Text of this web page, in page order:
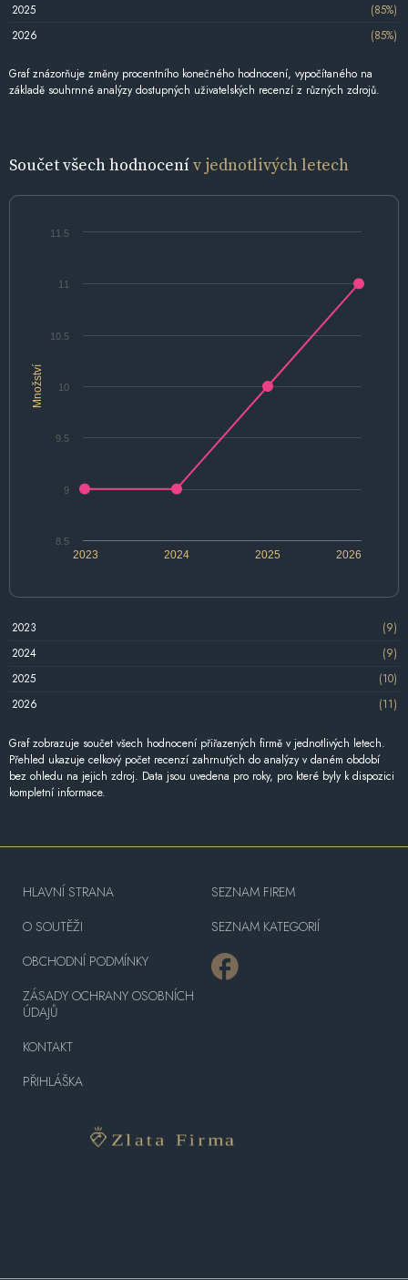
2025
(85%)
2026
(85%)
Graf znázorňuje změny procentního konečného hodnocení, vypočítaného na
základě souhrnné analýzy dostupných uživatelských recenzí z různých zdrojů.
Součet všech hodnocenív jednotlivých letech
Množství
2024 2026
2023 2025
8.5
9
9.5
10
10.5
11
11.5
2023
(9)
2024
(9)
2025
(10)
2026
(11)
Graf zobrazuje součet všech hodnocení přiřazených firmě v jednotlivých letech.
Přehled ukazuje celkový počet recenzí zahrnutých do analýzy v daném období
bez ohledu na jejich zdroj. Data jsou uvedena pro roky, pro které byly k dispozici
kompletní informace.
HLAVNÍ STRANA
O SOUTĚŽI
OBCHODNÍ PODMÍNKY
ZÁSADY OCHRANY OSOBNÍCH
ÚDAJŮ
KONTAKT
PŘIHLÁŠKA
SEZNAM FIREM
SEZNAM KATEGORIÍ